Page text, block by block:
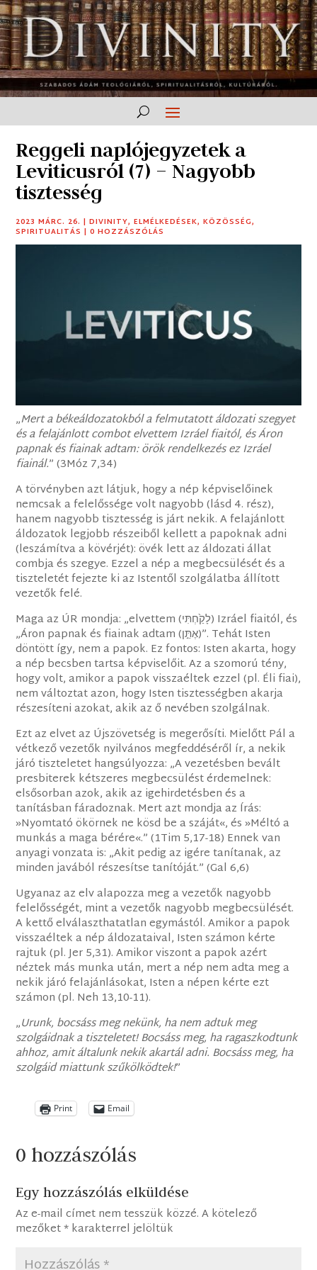
Reggeli naplójegyzetek a
Leviticusról (7) – Nagyobb
tisztesség
2023 MÁRC. 26. |DIVINITY,ELMÉLKEDÉSEK,KÖZÖSSÉG,
SPIRITUALITÁS |0 HOZZÁSZÓLÁS
„Mert a békeáldozatokból a felmutatott áldozati szegyet
és a felajánlott combot elvettem Izráel fiaitól, és Áron
papnak és fiainak adtam: örök rendelkezés ez Izráel
fiainál.” (3Móz 7,34)
A törvényben azt látjuk, hogy a nép képviselőinek
nemcsak a felelőssége volt nagyobb (lásd 4. rész),
hanem nagyobb tisztesség is járt nekik. A felajánlott
áldozatok legjobb részeiből kellett a papoknak adni
(leszámítva a kövérjét): övék lett az áldozati állat
combja és szegye. Ezzel a nép a megbecsülését és a
tiszteletét fejezte ki az Istentől szolgálatba állított
vezetők felé.
Maga az ÚR mondja: „elvettem (לָקַ֙חְתִּי‎) Izráel fiaitól, és
„Áron papnak és fiainak adtam (‎אֶתֵּ֣ן)”. Tehát Isten
döntött így, nem a papok. Ez fontos: Isten akarta, hogy
a nép becsben tartsa képviselőit. Az a szomorú tény,
hogy volt, amikor a papok visszaéltek ezzel (pl. Éli fiai),
nem változtat azon, hogy Isten tisztességben akarja
részesíteni azokat, akik az ő nevében szolgálnak.
Ezt az elvet az Újszövetség is megerősíti. Mielőtt Pál a
vétkező vezetők nyilvános megfeddéséről ír, a nekik
járó tiszteletet hangsúlyozza: „A vezetésben bevált
presbiterek kétszeres megbecsülést érdemelnek:
elsősorban azok, akik az igehirdetésben és a
tanításban fáradoznak. Mert azt mondja az Írás:
»Nyomtató ökörnek ne kösd be a száját«, és »Méltó a
munkás a maga bérére«.” (1Tim 5,17-18) Ennek van
anyagi vonzata is: „Akit pedig az igére tanítanak, az
minden javából részesítse tanítóját.” (Gal 6,6)
Ugyanaz az elv alapozza meg a vezetők nagyobb
felelősségét, mint a vezetők nagyobb megbecsülését.
A kettő elválaszthatatlan egymástól. Amikor a papok
visszaéltek a nép áldozataival, Isten számon kérte
rajtuk (pl. Jer 5,31). Amikor viszont a papok azért
néztek más munka után, mert a nép nem adta meg a
nekik járó felajánlásokat, Isten a népen kérte ezt
számon (pl. Neh 13,10-11).
„Urunk, bocsáss meg nekünk, ha nem adtuk meg
szolgáidnak a tiszteletet! Bocsáss meg, ha ragaszkodtunk
ahhoz, amit általunk nekik akartál adni. Bocsáss meg, ha
szolgáid miattunk szűkölködtek!”
Print Email
0 hozzászólás
Egy hozzászólás elküldése
Az e-mail címet nem tesszük közzé. A kötelező
mezőket*karakterrel jelöltük